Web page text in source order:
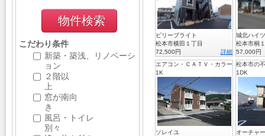
ビリーブライト
松本市横田１丁目
72,500円
詳細
城北ハイ
松本市桐
57,000円
エアコン・ＣＡＴＶ・カラー
ＴＶインターフォン・敷地内
にごみ収集庫・外物置付!！
1K
ソレイユ
松本市の
でお問い
1DK
オーチャ
こだわり条件
新築・築浅、リノベーシ
ョン
２階以
上
窓が南向
き
風呂・トイレ
別々